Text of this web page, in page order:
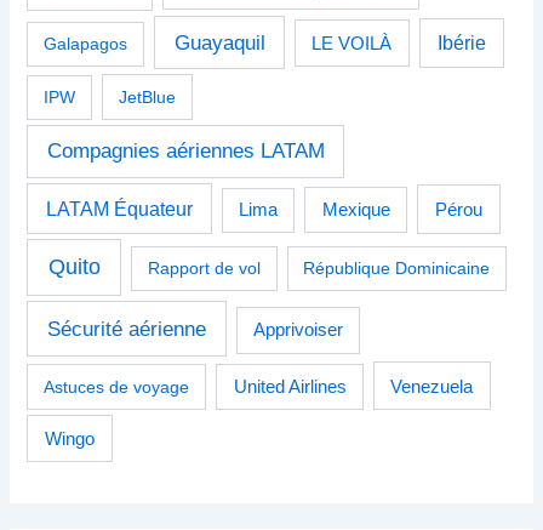
Galapagos Guayaquil LE VOILÀ Ibérie
IPW JetBlue
Compagnies aériennes LATAM
LATAM Équateur Lima Mexique Pérou
Quito Rapport de vol République Dominicaine
Sécurité aérienne Apprivoiser
Astuces de voyage United Airlines Venezuela
Wingo